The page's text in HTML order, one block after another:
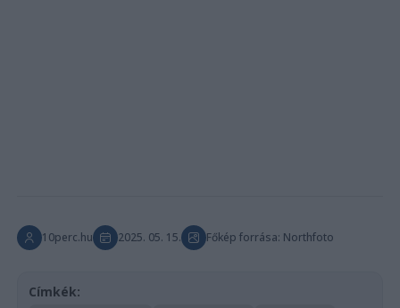
10perc.hu 2025. 05. 15. Főkép forrása: Northfoto
Címkék: